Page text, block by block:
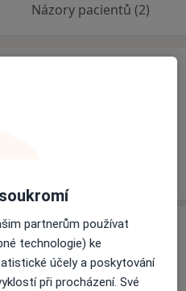
Názory pacientů (2)
nejsou k dispozici
žádné informace o
91
partnerům používat
technologie) ke
účely a poskytování
při procházení. Své